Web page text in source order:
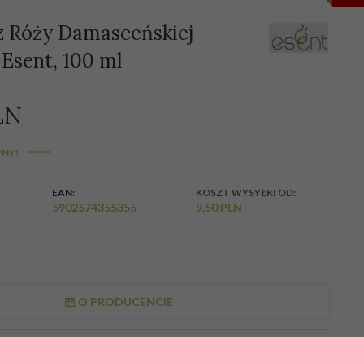
Damasceńskiej
100 ml
EAN:
5902574355355
KOSZT WYSYŁKI OD:
9.50 PLN
O PRODUCENCIE